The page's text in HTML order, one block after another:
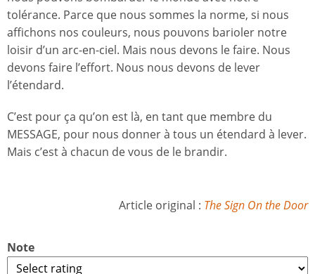
tolérance. Parce que nous sommes la norme, si nous
affichons nos couleurs, nous pouvons barioler notre
loisir d’un arc-en-ciel. Mais nous devons le faire. Nous
devons faire l’effort. Nous nous devons de lever
l’étendard.
C’est pour ça qu’on est là, en tant que membre du
MESSAGE, pour nous donner à tous un étendard à lever.
Mais c’est à chacun de vous de le brandir.
Article original : The Sign On the Door
Note